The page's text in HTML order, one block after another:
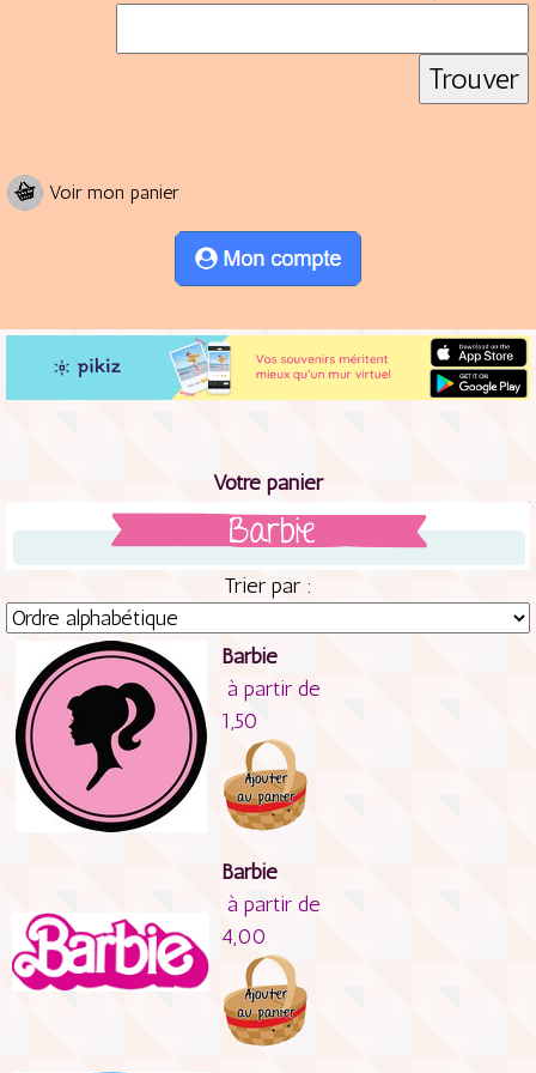
Voir mon panier
Votre panier
Trier par :
Barbie
à partir de
1,50
Barbie
à partir de
4,00